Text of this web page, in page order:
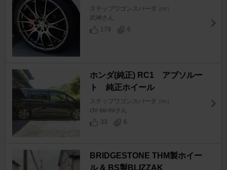
ステップワゴンスパーダ [RK]
武神さん
179
6
ホンダ(純正) RC1 アブソルー
ト 純正ホイール
ステップワゴンスパーダ [RK]
chi-tai-miさん
33
6
BRIDGESTONE THM製ホイー
ル & BS製BLIZZAK